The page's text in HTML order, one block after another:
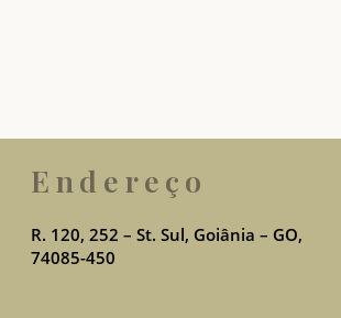
Endereço
R. 120, 252 – St. Sul, Goiânia – GO,
74085-450